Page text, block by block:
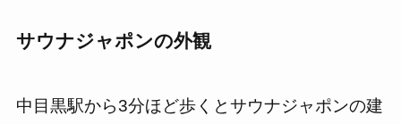
サウナジャポンの外観
中目黒駅から3分ほど歩くとサウナジャポンの建